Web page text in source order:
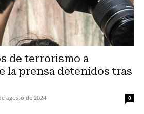
de terrorismo a
la prensa detenidos tras
agosto de 2024 0